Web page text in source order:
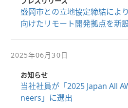
盛岡市との立地協定締結によ
向けたリモート開発拠点を新
2025年06月30日
お知らせ
当社社員が「2025 Japan All
neers」に選出